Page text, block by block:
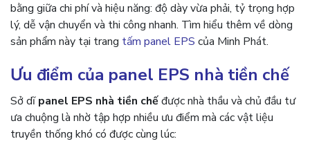
bằng giữa chi phí và hiệu năng: độ dày vừa phải, tỷ trọng hợp
lý, dễ vận chuyển và thi công nhanh. Tìm hiểu thêm về dòng
sản phẩm này tại trang tấm panel EPS của Minh Phát.
Ưu điểm của panel EPS nhà tiền chế
Sở dĩpanel EPS nhà tiền chếđược nhà thầu và chủ đầu tư
ưa chuộng là nhờ tập hợp nhiều ưu điểm mà các vật liệu
truyền thống khó có được cùng lúc: